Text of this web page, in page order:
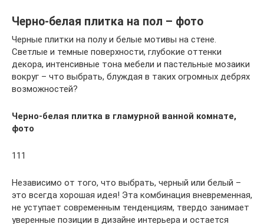
Черно-белая плитка на пол – фото
Черные плитки на полу и белые мотивы на стене.
Светлые и темные поверхности, глубокие оттенки
декора, интенсивные тона мебели и пастельные мозаики
вокруг – что выбрать, блуждая в таких огромных дебрях
возможностей?
Черно-белая плитка в гламурной ванной комнате,
фото
111
Независимо от того, что выбрать, черный или белый –
это всегда хорошая идея! Эта комбинация вневременная,
не уступает современным тенденциям, твердо занимает
уверенные позиции в дизайне интерьера и остается